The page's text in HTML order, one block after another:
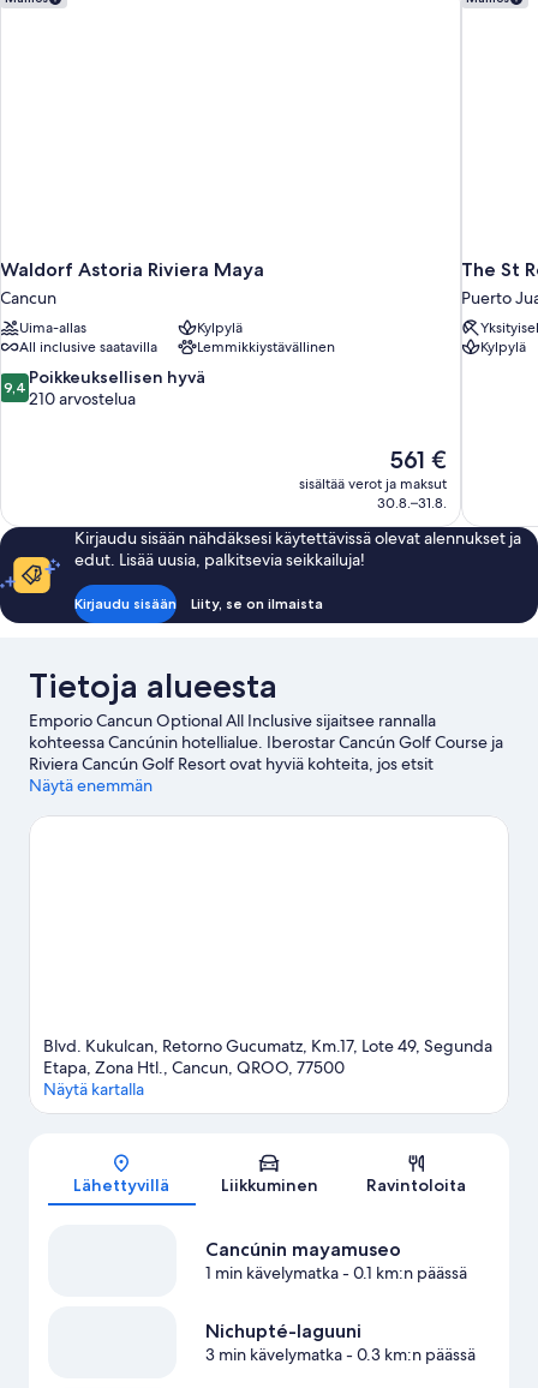
Waldorf Astoria Riviera Maya
Cancun
Uima-allas
Kylpylä
All inclusive saatavilla
Lemmikkiystävällinen
9.4
kautta
9,4 Poikkeuksellisen hyvä
210 arvostelua
Hinta
on
561 €
561 €
sisältää verot ja maksut
30.8.–31.8.
The St
Puerto
Kylpylä
Kirjaudu sisään nähdäksesi käytettävissä olevat alennukset ja
edut. Lisää uusia, palkitsevia seikkailuja!
Kirjaudu sisään Liity, se on ilmaista
Tietoja alueesta
Emporio Cancun Optional All Inclusive sijaitsee rannalla
kohteessa Cancúnin hotellialue. Iberostar Cancún Golf Course ja
Riviera Cancún Golf Resort ovat hyviä kohteita, jos etsit
aktiviteetteja lomallesi, ja shoppailusta kiinnostuneiden
Town Center listalleen. Isla Mujeresin länsirannikon, Punta
Näytä enemmän
Blvd. Kukulcan, Retorno Gucumatz, Km.17, Lote 49, Segunda
Etapa, Zona Htl., Cancun, QROO, 77500
Näytä kartalla
Lähettyvillä Liikkuminen Ravintoloita
Cancúnin mayamuseo
1 min kävelymatka- 0.1 km:n päässä
Nichupté-laguuni
3 min kävelymatka- 0.3 km:n päässä